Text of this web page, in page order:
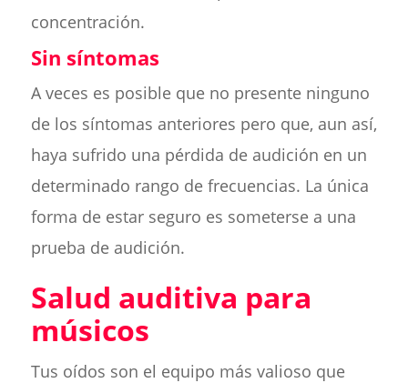
concentración.
Sin síntomas
A veces es posible que no presente ninguno
de los síntomas anteriores pero que, aun así,
haya sufrido una pérdida de audición en un
determinado rango de frecuencias. La única
forma de estar seguro es someterse a una
prueba de audición.
Salud auditiva para
músicos
Tus oídos son el equipo más valioso que